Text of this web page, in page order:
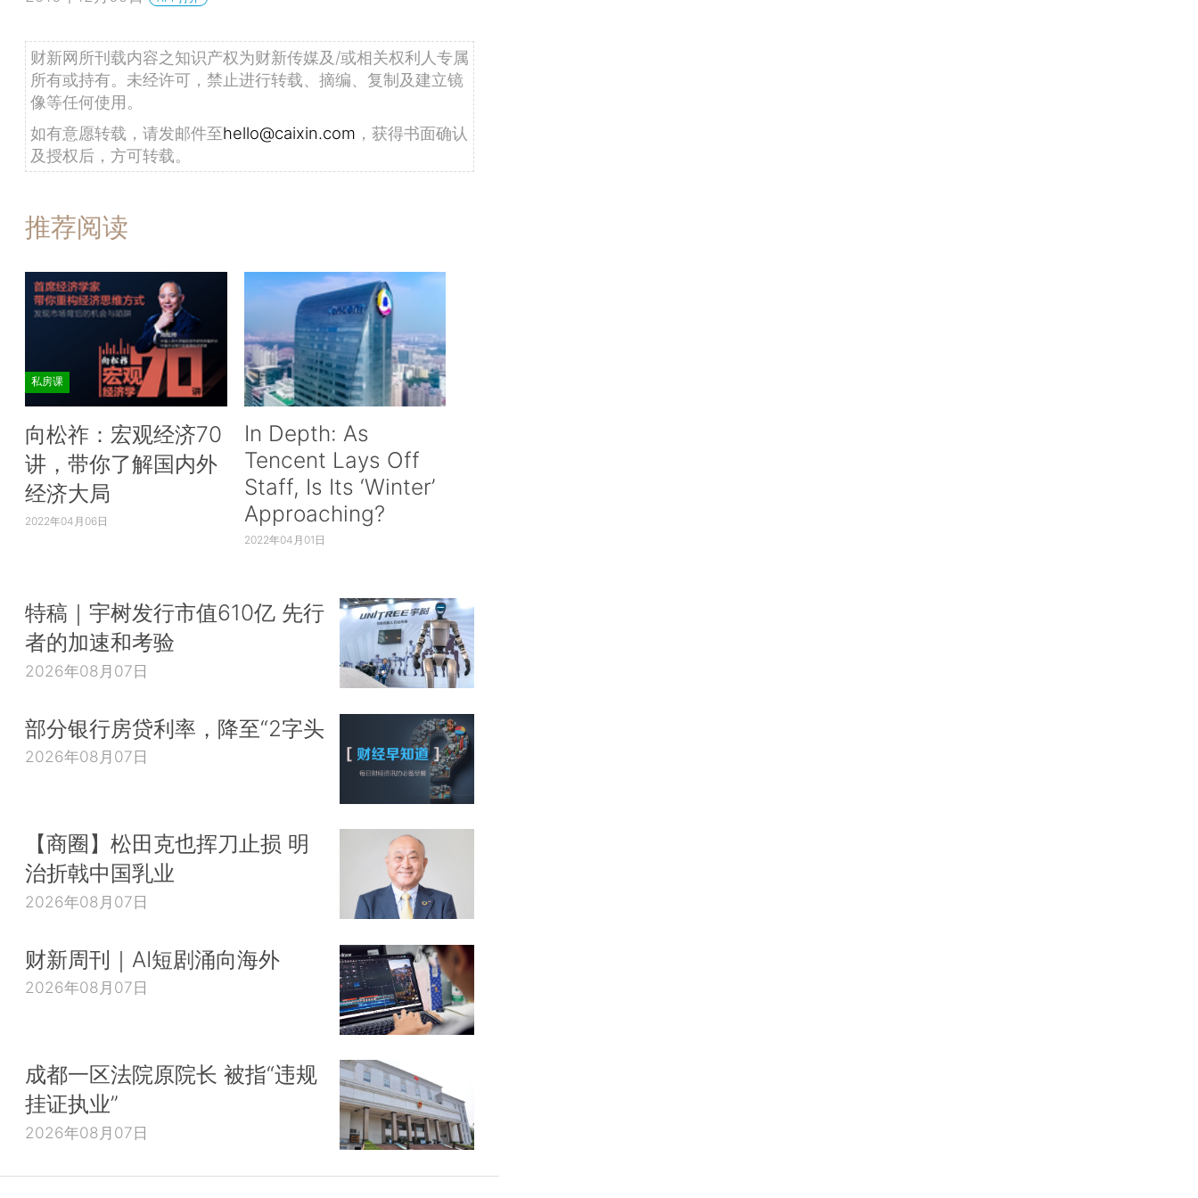
财新网所刊载内容之知识产权为财新传媒及/或相关权利人专属
所有或持有。未经许可，禁止进行转载、摘编、复制及建立镜
像等任何使用。
如有意愿转载，请发邮件至hello@caixin.com ，获得书面确认
及授权后，方可转载。
推荐阅读
私房课
向松祚：宏观经济70
讲，带你了解国内外
经济大局
2022年04月06日
In Depth: As
Tencent Lays Off
Staff, Is Its ‘Winter’
Approaching?
2022年04月01日
特稿｜宇树发行市值610亿 先行
者的加速和考验
2026年08月07日
部分银行房贷利率，降至“2字头
2026年08月07日
【商圈】松田克也挥刀止损 明
治折戟中国乳业
2026年08月07日
财新周刊｜AI短剧涌向海外
2026年08月07日
成都一区法院原院长 被指“违规
挂证执业”
2026年08月07日